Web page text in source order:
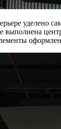
уделено
выполнена